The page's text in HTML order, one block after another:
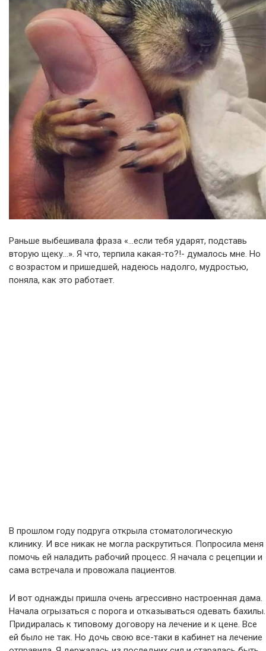
Раньше выбешивала фраза «…если тебя ударят, подставь
вторую щеку…». Я что, терпила какая-то?!- думалось мне. Но
с возрастом и пришедшей, надеюсь надолго, мудростью,
поняла, как это работает.
В прошлом году подруга открыла стоматологическую
клинику. И все никак не могла раскрутиться. Попросила меня
помочь ей наладить рабочий процесс. Я начала с рецепции и
сама встречала и провожала пациентов.
И вот однажды пришла очень агрессивно настроенная дама.
Начала огрызаться с порога и отказываться одевать бахилы.
Придиралась к типовому договору на лечение и к цене. Все
ей было не так. Но дочь свою все-таки в кабинет на лечение